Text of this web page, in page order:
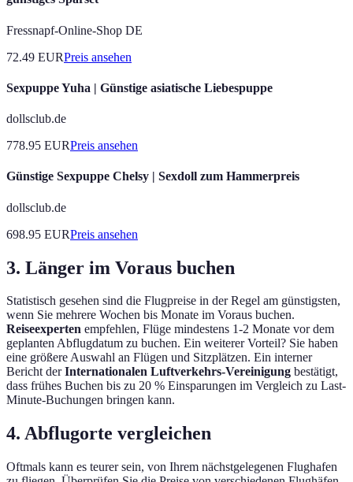
Fressnapf-Online-Shop DE
72.49 EURPreis ansehen
Sexpuppe Yuha | Günstige asiatische Liebespuppe
dollsclub.de
778.95 EURPreis ansehen
Günstige Sexpuppe Chelsy | Sexdoll zum Hammerpreis
dollsclub.de
698.95 EURPreis ansehen
3. Länger im Voraus buchen
Statistisch gesehen sind die Flugpreise in der Regel am günstigsten,
wenn Sie mehrere Wochen bis Monate im Voraus buchen.
Reiseexperten empfehlen, Flüge mindestens 1-2 Monate vor dem
geplanten Abflugdatum zu buchen. Ein weiterer Vorteil? Sie haben
eine größere Auswahl an Flügen und Sitzplätzen. Ein interner
Bericht derInternationalen Luftverkehrs-Vereinigung bestätigt,
dass frühes Buchen bis zu 20 % Einsparungen im Vergleich zu Last-
Minute-Buchungen bringen kann.
4. Abflugorte vergleichen
Oftmals kann es teurer sein, von Ihrem nächstgelegenen Flughafen